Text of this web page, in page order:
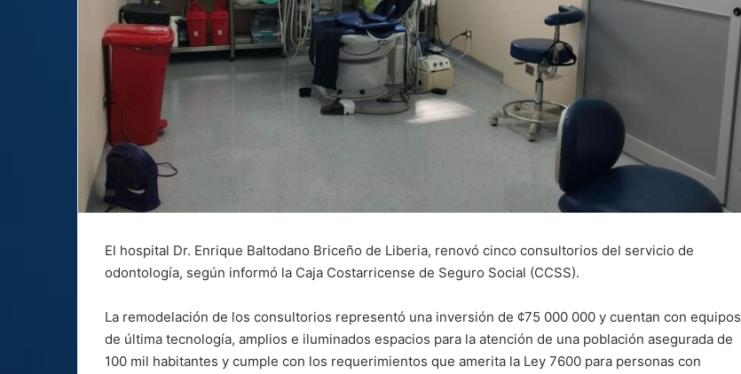
El hospital Dr. Enrique Baltodano Briceño de Liberia, renovó cinco consultorios del servicio de
odontología, según informó la Caja Costarricense de Seguro Social (CCSS).
La remodelación de los consultorios representó una inversión de ¢75 000 000 y cuentan con equipos
de última tecnología, amplios e iluminados espacios para la atención de una población asegurada de
100 mil habitantes y cumple con los requerimientos que amerita la Ley 7600 para personas con